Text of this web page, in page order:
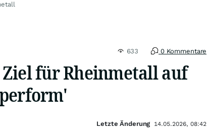
633 0 Kommentare
für Rheinmetall auf
Letzte Änderung 14.05.2026, 08:42